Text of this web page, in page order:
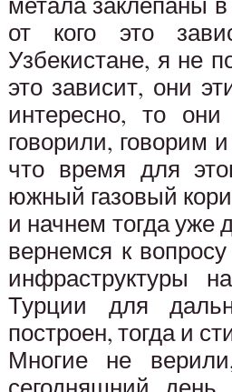
от кого это
Узбекистане, я не
это зависит, они
интересно, то
говорили, говорим
что время для
южный газовый
и начнем тогда уже
вернемся к
инфраструктуры
Турции для
построен, тогда и
Многие не